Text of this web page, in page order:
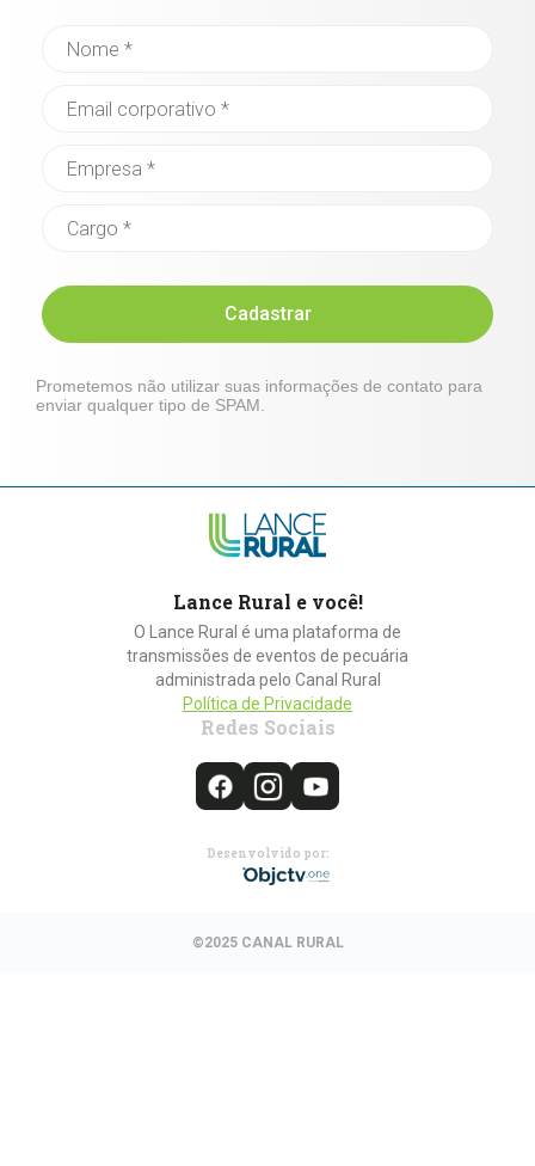
Cadastrar
Prometemos não utilizar suas informações de contato para
enviar qualquer tipo de SPAM.
Lance Rural e você!
O Lance Rural é uma plataforma de
transmissões de eventos de pecuária
administrada pelo Canal Rural
Política de Privacidade
Redes Sociais
Desenvolvido por:
©2025 CANAL RURAL